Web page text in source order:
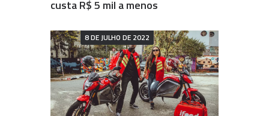
custa R$ 5 mil a menos
8 DE JULHO DE 2022